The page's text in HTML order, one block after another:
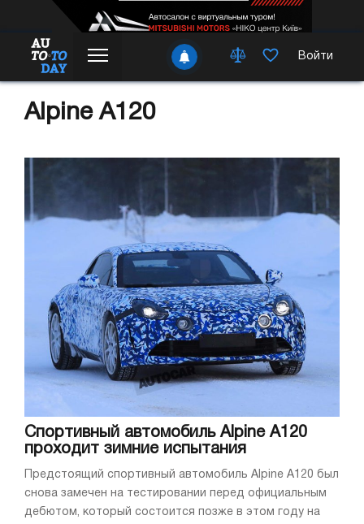
Войти
Alpine A120
Спортивный автомобиль Alpine A120
проходит зимние испытания
Предстоящий спортивный автомобиль Alpine A120 был
снова замечен на тестировании перед официальным
дебютом, который состоится позже в этом году на